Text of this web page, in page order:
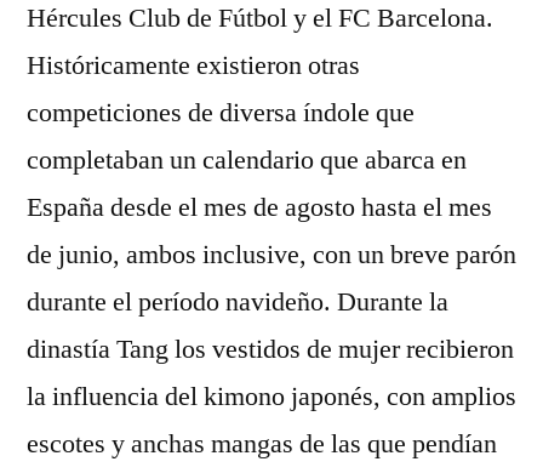
Hércules Club de Fútbol y el FC Barcelona.
Históricamente existieron otras
competiciones de diversa índole que
completaban un calendario que abarca en
España desde el mes de agosto hasta el mes
de junio, ambos inclusive, con un breve parón
durante el período navideño. Durante la
dinastía Tang los vestidos de mujer recibieron
la influencia del kimono japonés, con amplios
escotes y anchas mangas de las que pendían